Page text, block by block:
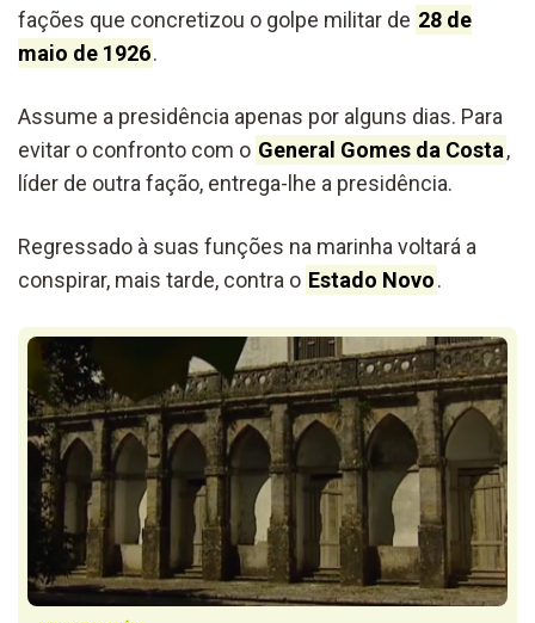
fações que concretizou o golpe militar de 28 de
maio de 1926.
Assume a presidência apenas por alguns dias. Para
evitar o confronto com o General Gomes da Costa,
líder de outra fação, entrega-lhe a presidência.
Regressado à suas funções na marinha voltará a
conspirar, mais tarde, contra o Estado Novo.